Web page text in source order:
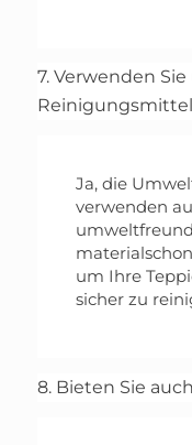
7. Verwenden
Ja, die
verwenden
um Ihre
sicher zu
8. Bieten Sie